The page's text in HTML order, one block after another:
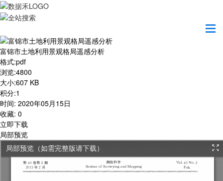
富锦市土地利用景观格局遥感分析
格式:pdf
浏览:4800
大小:607 KB
积分:1
时间: 2020年05月15日
收藏: 0
立即下载
局部预览